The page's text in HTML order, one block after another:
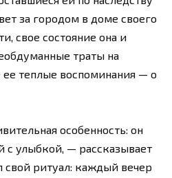
за городом в доме своего
свое состояние она и
траты на
теплые воспоминания — о
особенность: он
с улыбкой, — рассказывает
свой ритуал: каждый вечер